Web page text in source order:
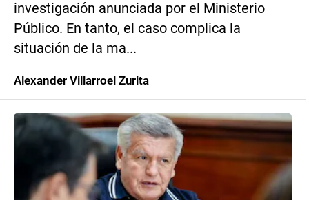
investigación anunciada por el Ministerio
Público. En tanto, el caso complica la
situación de la ma...
Alexander Villarroel Zurita